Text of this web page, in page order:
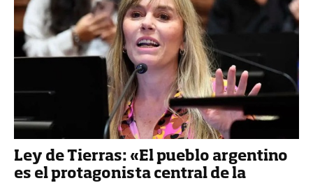
Ley de Tierras: «El pueblo argentino
es el protagonista central de la